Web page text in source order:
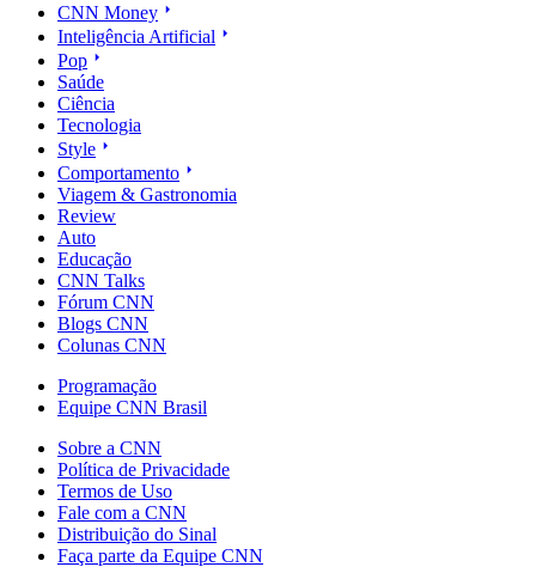
CNN Money
Inteligência Artificial
Pop
Saúde
Ciência
Tecnologia
Style
Comportamento
Viagem & Gastronomia
Review
Auto
Educação
CNN Talks
Fórum CNN
Blogs CNN
Colunas CNN
Programação
Equipe CNN Brasil
Sobre a CNN
Política de Privacidade
Termos de Uso
Fale com a CNN
Distribuição do Sinal
Faça parte da Equipe CNN